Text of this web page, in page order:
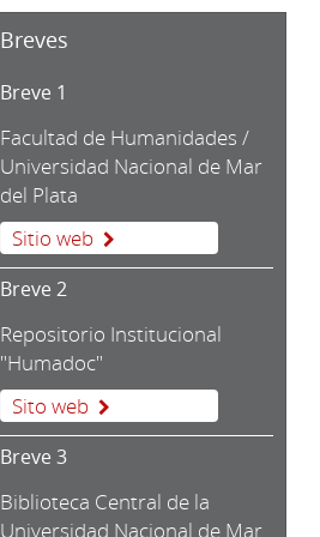
Breves
Breve 1
Facultad de Humanidades /
Universidad Nacional de Mar
del Plata
Sitio web
Breve 2
Repositorio Institucional
"Humadoc"
Sito web
Breve 3
Biblioteca Central de la
Universidad Nacional de Mar